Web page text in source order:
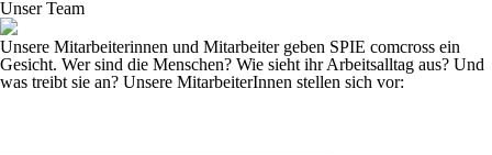
Unser Team
Unsere Mitarbeiterinnen und Mitarbeiter geben SPIE comcross ein
Gesicht. Wer sind die Menschen? Wie sieht ihr Arbeitsalltag aus? Und
was treibt sie an? Unsere MitarbeiterInnen stellen sich vor: